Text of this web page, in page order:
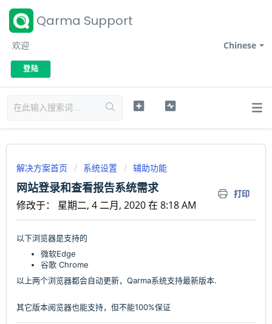
Qarma Support
Chinese
欢迎
登陆
解决方案首页 系统设置 辅助功能
网站登录和查看报告系统需求 打印
修改于： 星期二, 4 二月, 2020 在 8:18 AM
以下浏览器是支持的
微软Edge
谷歌 Chrome
以上两个浏览器都会自动更新，Qarma系统支持最新版本.
其它版本阅览器也能支持，但不能100%保证